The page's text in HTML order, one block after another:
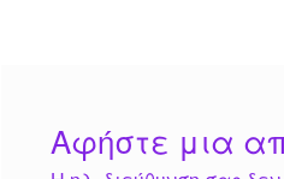
Αφήστε μια